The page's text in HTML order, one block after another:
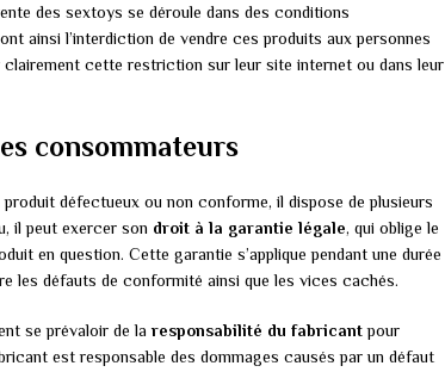
des sextoys se déroule dans des conditions
ainsi l’interdiction de vendre ces produits aux personnes
clairement cette restriction sur leur site internet ou dans leur
consommateurs
défectueux ou non conforme, il dispose de plusieurs
il peut exercer son droit à la garantie légale, qui oblige le
en question. Cette garantie s’applique pendant une durée
les défauts de conformité ainsi que les vices cachés.
se prévaloir de la responsabilité du fabricantpour
est responsable des dommages causés par un défaut